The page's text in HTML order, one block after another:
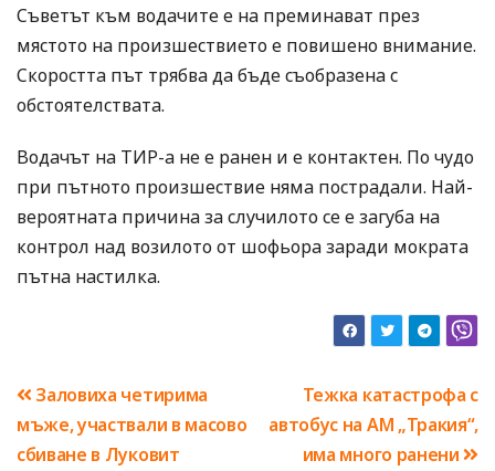
Съветът към водачите е на преминават през
мястото на произшествието е повишено внимание.
Скоростта път трябва да бъде съобразена с
обстоятелствата.
Водачът на ТИР-а не е ранен и е контактен. По чудо
при пътното произшествие няма пострадали. Най-
вероятната причина за случилото се е загуба на
контрол над возилото от шофьора заради мократа
пътна настилка.
Навигация
Тежка катастрофа с
автобус на АМ „Тракия“,
има много ранени
Заловиха четирима
мъже, участвали в масово
сбиване в Луковит